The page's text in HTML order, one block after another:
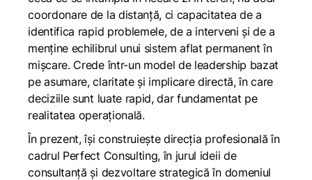
coordonare de la distanță, ci capacitatea de a
identifica rapid problemele, de a interveni și de a
menține echilibrul unui sistem aflat permanent în
mișcare. Crede într-un model de leadership bazat
pe asumare, claritate și implicare directă, în care
deciziile sunt luate rapid, dar fundamentat pe
realitatea operațională.
În prezent, își construiește direcția profesională în
cadrul Perfect Consulting, în jurul ideii de
consultanță și dezvoltare strategică în domeniul